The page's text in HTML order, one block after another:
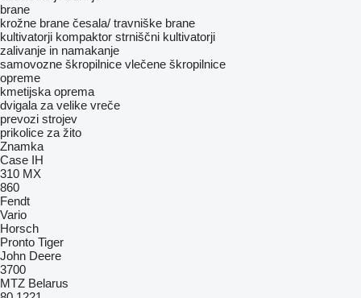
brane
krožne brane česala/ travniške brane
kultivatorji kompaktor strniščni kultivatorji
zalivanje in namakanje
samovozne škropilnice vlečene škropilnice
opreme
kmetijska oprema
dvigala za velike vreče
prevozi strojev
prikolice za žito
Znamka
Case IH
310 MX
860
Fendt
Vario
Horsch
Pronto Tiger
John Deere
3700
MTZ Belarus